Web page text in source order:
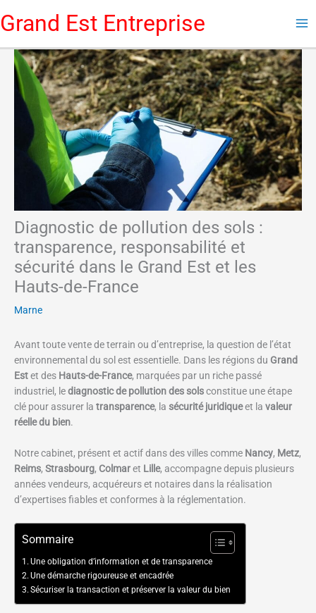
au
Grand Est Entreprise
Diagnostic de pollution des sols :
transparence, responsabilité et
sécurité dans le Grand Est et les
Hauts-de-France
Marne
Avant toute vente de terrain ou d’entreprise, la question de l’état
environnemental du sol est essentielle. Dans les régions du Grand
Estet des Hauts-de-France, marquées par un riche passé
industriel, lediagnostic de pollution des solsconstitue une étape
clé pour assurer la transparence, la sécurité juridiqueet la valeur
réelle du bien.
Notre cabinet, présent et actif dans des villes comme Nancy, Metz,
Reims, Strasbourg, Colmaret Lille, accompagne depuis plusieurs
années vendeurs, acquéreurs et notaires dans la réalisation
d’expertises fiables et conformes à la réglementation.
Sommaire
Une obligation d’information et de transparence
Une démarche rigoureuse et encadrée
Sécuriser la transaction et préserver la valeur du bien